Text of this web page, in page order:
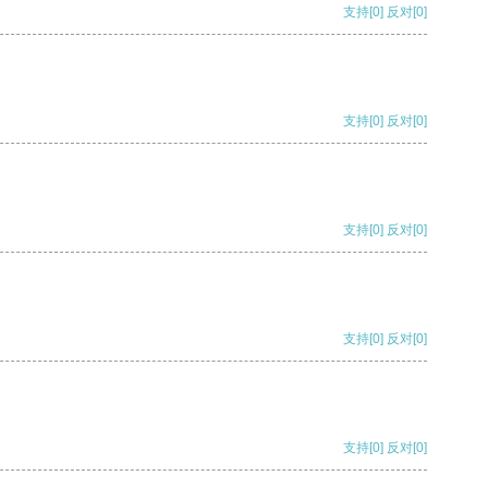
支持[0] 反对[0]
支持[0] 反对[0]
支持[0] 反对[0]
支持[0] 反对[0]
支持[0] 反对[0]